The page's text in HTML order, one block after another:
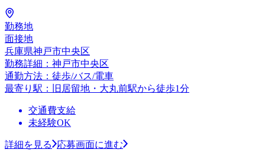
勤務地
面接地
兵庫県神戸市中央区
勤務詳細：神戸市中央区
通勤方法：徒歩/バス/電車
最寄り駅：旧居留地・大丸前駅から徒歩1分
交通費支給
未経験OK
詳細を見る 応募画面に進む